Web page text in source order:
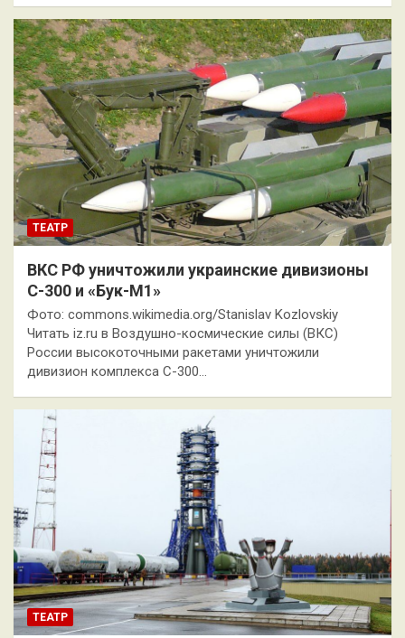
ТЕАТР
ВКС РФ уничтожили украинские дивизионы
С-300 и «Бук-М1»
Фото: commons.wikimedia.org/Stanislav Kozlovskiy
Читать iz.ru в Воздушно-космические силы (ВКС)
России высокоточными ракетами уничтожили
дивизион комплекса С-300…
ТЕАТР